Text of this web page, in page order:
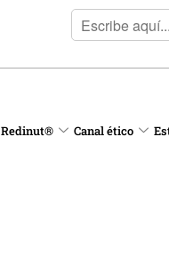
Redinut® Canal ético